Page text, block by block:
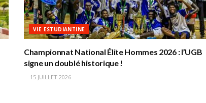
VIE ESTUDIANTINE
Championnat National Élite Hommes 2026 : l’UGB
signe un doublé historique !
15 JUILLET 2026